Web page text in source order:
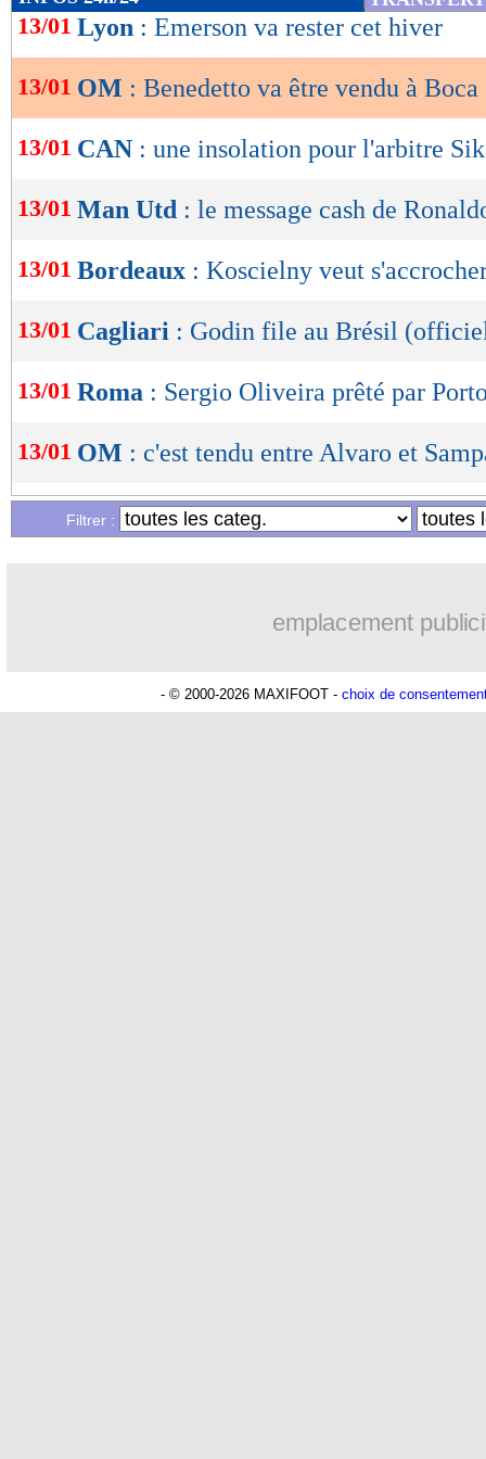
de
lecture
OK
13/01 Lyon : Emerson va rester cet hiver
13/01 OM : Benedetto va être vendu à Boca
13/01 CAN : une insolation pour l'arbitre
13/01 Man Utd : le message cash de
13/01 Bordeaux : Koscielny veut
13/01 Cagliari : Godin file au Brésil
13/01 Roma : Sergio Oliveira prêté par
13/01 OM : c'est tendu entre Alvaro et
Liste des brèves du mer. 12 janvier
Filtrer :
emplacement
- © 2000-2026 MAXIFOOT - choix de